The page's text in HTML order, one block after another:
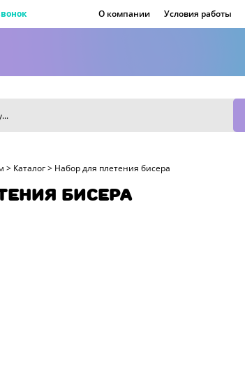
О компании Условия работы
> Каталог > Набор для плетения бисера
БИСЕРА